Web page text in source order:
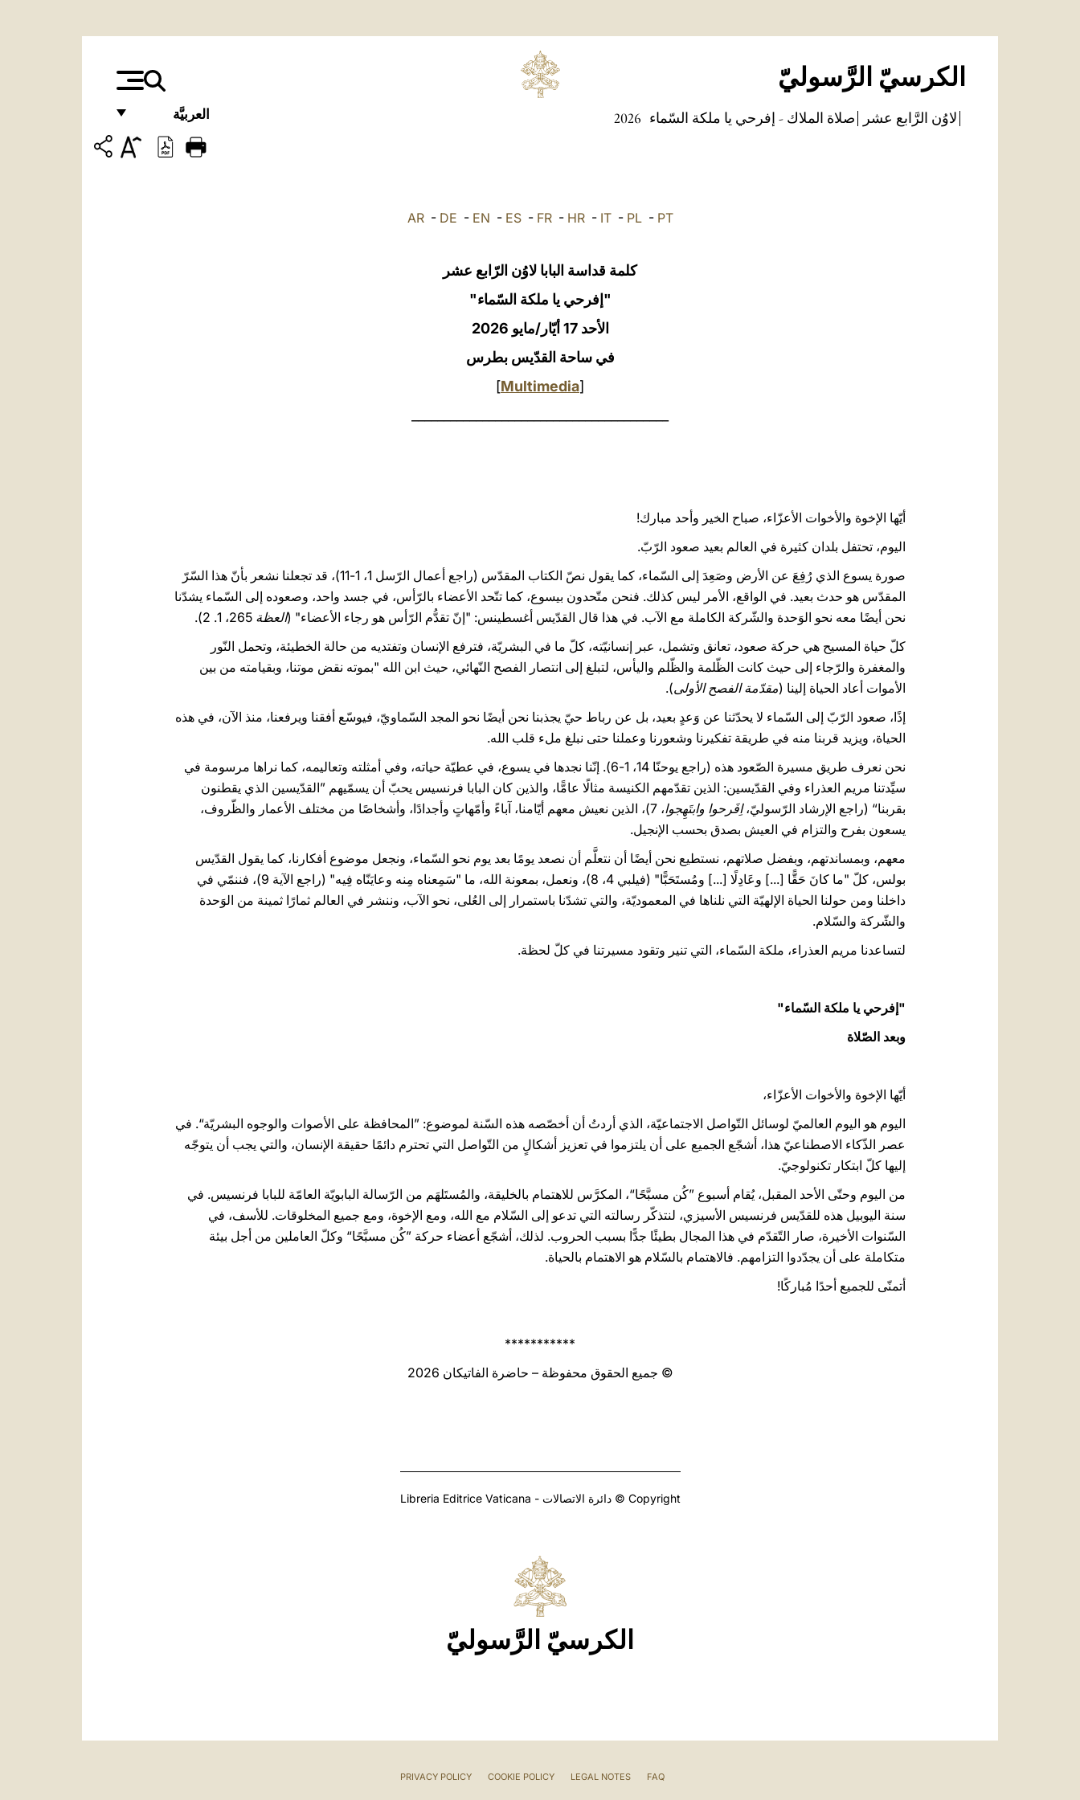
الكرسيّ الرَّسوليّ
العربيَّة
FRANÇAIS
لاوُن الرَّابع عشر صلاة الملاك - إفرحي يا ملكة السّماء 2026
AR- DE - EN - ES- FR- HR- IT- PL- PT
كلمة قداسة البابا لاوُن الرّابع عشر
"إفرحي يا ملكة السّماء"
الأحد 17 أيّار/مايو 2026
في ساحة القدّيس بطرس
[
Multimedia
]
أيّها الإخوة والأخوات الأعزّاء، صباح الخير وأحد مبارك!
اليوم، تحتفل بلدان كثيرة في العالم بعيد صعود الرّبّ.
صورة يسوع الذي رُفِعَ عن الأرض وصَعِدَ إلى السّماء، كما يقول نصّ الكتاب المقدّس (راجع أعمال الرّسل 1، 1-11)، قد تجعلنا نشعر بأنّ هذا السّرّ
المقدّس هو حدث بعيد. في الواقع، الأمر ليس كذلك. فنحن متّحدون بيسوع، كما تتّحد الأعضاء بالرّأس، في جسد واحد، وصعوده إلى السّماء يشدّنا
نحن أيضًا معه نحو الوَحدة والشّركة الكاملة مع الآب. في هذا قال القدّيس أغسطينس: "إنّ تقدُّم الرّأس هو رجاء الأعضاء" (العظة
كلّ حياة المسيح هي حركة صعود، تعانق وتشمل، عبر إنسانيّته، كلّ ما في البشريّة، فترفع الإنسان وتفتديه من حالة الخطيئة، وتحمل النّور
والمغفرة والرّجاء إلى حيث كانت الظّلمة والظّلم واليأس، لتبلغ إلى انتصار الفصح النّهائي، حيث ابن الله "بموته نقض موتنا، وبقيامته من بين
الأموات أعاد الحياة إلينا (مقدّمة الفصح الأولى).
إذًا، صعود الرّبّ إلى السّماء لا يحدّثنا عن وَعدٍ بعيد، بل عن رباط حيّ يجذبنا نحن أيضًا نحو المجد السّماويّ، فيوسّع أفقنا ويرفعنا، منذ الآن، في هذه
الحياة، ويزيد قربنا منه في طريقة تفكيرنا وشعورنا وعملنا حتى نبلغ ملء قلب الله.
نحن نعرف طريق مسيرة الصّعود هذه (راجع يوحنّا 14، 1-6). إنّنا نجدها في يسوع، في عطيّة حياته، وفي أمثلته وتعاليمه، كما نراها مرسومة في
سيِّدتنا مريم العذراء وفي القدّيسين: الذين تقدّمهم الكنيسة مثالًا عامًّا، والذين كان البابا فرنسيس يحبّ أن يسمّيهم ”القدّيسين الذي يقطنون
بقربنا“ (راجع الإرشاد الرّسوليّ،اِفَرحوا وابتَهِجوا
، 7)، الذين نعيش معهم أيّامنا، آباءً وأمّهاتٍ وأجدادًا، وأشخاصًا من مختلف الأعمار والظّروف،
يسعون بفرح والتزام في العيش بصدق بحسب الإنجيل.
معهم، وبمساندتهم، وبفضل صلاتهم، نستطيع نحن أيضًا أن نتعلَّم أن نصعد يومًا بعد يوم نحو السّماء، ونجعل موضوع أفكارنا، كما يقول القدّيس
بولس، كلّ "ما كانَ حَقًّا [...] وعَادِلًا [...] ومُستَحَبًّا" (فيلبي 4، 8)، ونعمل، بمعونة الله، ما "سَمِعناه مِنه وعايَنّاه فِيه" (راجع الآية 9)، فننمّي في
داخلنا ومن حولنا الحياة الإلهيّة التي نلناها في المعموديّة، والتي تشدّنا باستمرار إلى العُلى، نحو الآب، وننشر في العالم ثمارًا ثمينة من الوَحدة
والشّركة والسّلام.
لتساعدنا مريم العذراء، ملكة السّماء، التي تنير وتقود مسيرتنا في كلّ لحظة.
"إفرحي يا ملكة السّماء"
وبعد الصّلاة
أيّها الإخوة والأخوات الأعزّاء،
اليوم هو اليوم العالميّ لوسائل التّواصل الاجتماعيّة، الذي أردتُ أن أخصّصه هذه السّنة لموضوع: ”المحافظة على الأصوات والوجوه البشريّة“. في
عصر الذّكاء الاصطناعيّ هذا، أشجّع الجميع على أن يلتزموا في تعزيز أشكالٍ من التّواصل التي تحترم دائمًا حقيقة الإنسان، والتي يجب أن يتوجّه
إليها كلّ ابتكار تكنولوجيّ.
من اليوم وحتّى الأحد المقبل، يُقام أسبوع ”كُن مسبَّحًا“، المكرَّس للاهتمام بالخليقة، والمُستَلهَم من الرّسالة البابويّة العامّة للبابا فرنسيس. في
سنة اليوبيل هذه للقدّيس فرنسيس الأسيزي، لنتذكّر رسالته التي تدعو إلى السّلام مع الله، ومع الإخوة، ومع جميع المخلوقات. للأسف، في
السّنوات الأخيرة، صار التّقدّم في هذا المجال بطيئًا جدًّا بسبب الحروب. لذلك، أشجّع أعضاء حركة ”كُن مسبَّحًا“ وكلّ العاملين من أجل بيئة
متكاملة على أن يجدّدوا التزامهم. فالاهتمام بالسّلام هو الاهتمام بالحياة.
أتمنّى للجميع أحدًا مُباركًا!
***********
© جميع الحقوق محفوظة – حاضرة الفاتيكان 2026
Copyright © دائرة الاتصالات - Libreria Editrice Vaticana
الكرسيّ الرَّسوليّ
FAQ
LEGAL NOTES
COOKIE POLICY
PRIVACY POLICY